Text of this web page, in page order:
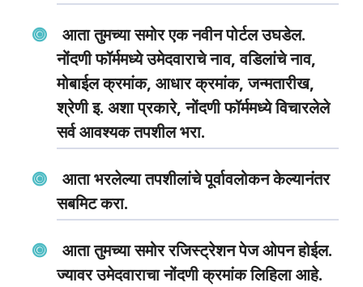
आता तुमच्या समोर एक नवीन पोर्टल उघडेल.
नोंदणी फॉर्ममध्ये उमेदवाराचे नाव, वडिलांचे नाव,
मोबाईल क्रमांक, आधार क्रमांक, जन्मतारीख,
श्रेणी इ. अशा प्रकारे, नोंदणी फॉर्ममध्ये विचारलेले
सर्व आवश्यक तपशील भरा.
आता भरलेल्या तपशीलांचे पूर्वावलोकन केल्यानंतर
सबमिट करा.
आता तुमच्या समोर रजिस्ट्रेशन पेज ओपन होईल.
ज्यावर उमेदवाराचा नोंदणी क्रमांक लिहिला आहे.